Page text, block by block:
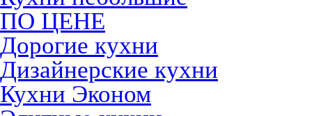
ПО ЦЕНЕ
Дорогие кухни
Дизайнерские кухни
Кухни Эконом